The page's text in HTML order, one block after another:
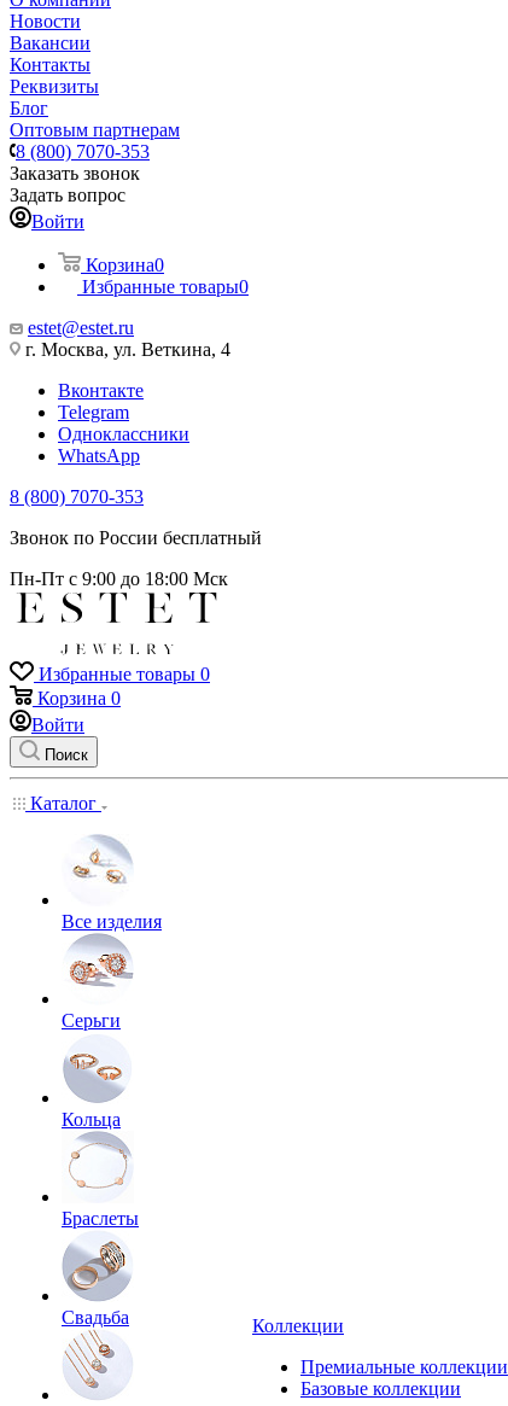
Новости
Вакансии
Контакты
Реквизиты
Блог
Оптовым партнерам
8 (800) 7070-353
Заказать звонок
Задать вопрос
Войти
Корзина0
Избранные товары0
estet@estet.ru
г. Москва, ул. Веткина, 4
Вконтакте
Telegram
Одноклассники
WhatsApp
8 (800) 7070-353
Звонок по России бесплатный
Пн-Пт с 9:00 до 18:00 Мск
Избранные товары 0
Корзина 0
Войти
Поиск
Каталог
Все изделия
Серьги
Кольца
Браслеты
Свадьба
Коллекции
Премиальные коллекции
Базовые коллекции